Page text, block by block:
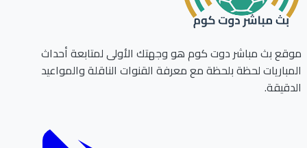
بث مباشر دوت كوم هو وجهتك الأولى لمتابعة أحداث
لحظة بلحظة مع معرفة القنوات الناقلة والمواعيد